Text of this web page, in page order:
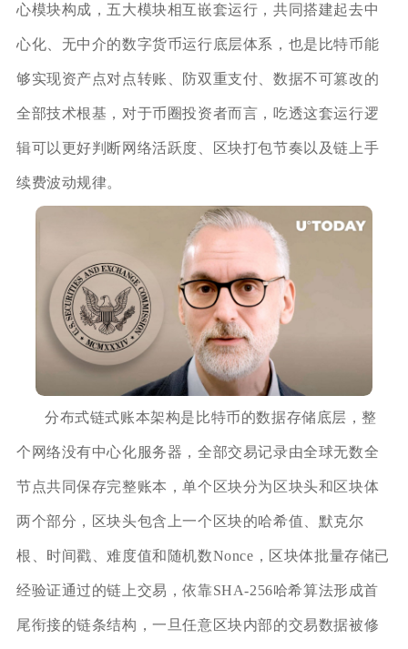
心模块构成，五大模块相互嵌套运行，共同搭建起去中
心化、无中介的数字货币运行底层体系，也是比特币能
够实现资产点对点转账、防双重支付、数据不可篡改的
全部技术根基，对于币圈投资者而言，吃透这套运行逻
辑可以更好判断网络活跃度、区块打包节奏以及链上手
续费波动规律。
分布式链式账本架构是比特币的数据存储底层，整
个网络没有中心化服务器，全部交易记录由全球无数全
节点共同保存完整账本，单个区块分为区块头和区块体
两个部分，区块头包含上一个区块的哈希值、默克尔
根、时间戳、难度值和随机数Nonce，区块体批量存储已
经验证通过的链上交易，依靠SHA-256哈希算法形成首
尾衔接的链条结构，一旦任意区块内部的交易数据被修